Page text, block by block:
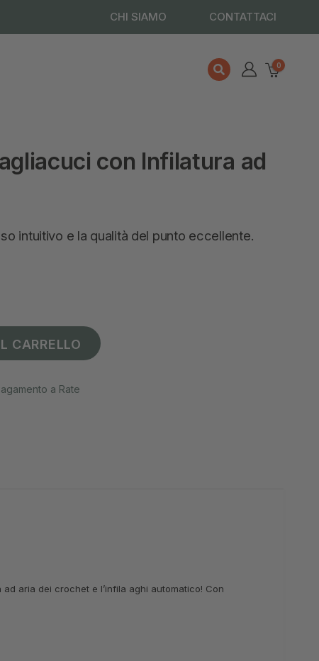
CHI SIAMO CONTATTACI
0
con Infilatura ad
intuitivo e la qualità del punto eccellente.
CARRELLO
a Rate
aria dei crochet e l’infila aghi automatico! Con